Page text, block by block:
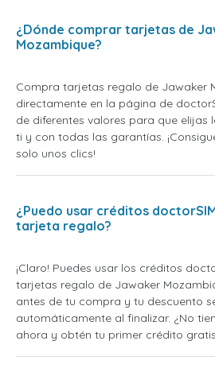
¿Dónde comprar tarjetas de
Mozambique?
Compra tarjetas regalo de Jawaker
directamente en la página de
de diferentes valores para que elijas
ti y con todas las garantías.
solo unos clics!
¿Puedo usar créditos
tarjeta regalo?
¡Claro! Puedes usar los créditos
tarjetas regalo de Jawaker
antes de tu compra y tu descuento
automáticamente al finalizar. ¿No
ahora y obtén tu primer crédito